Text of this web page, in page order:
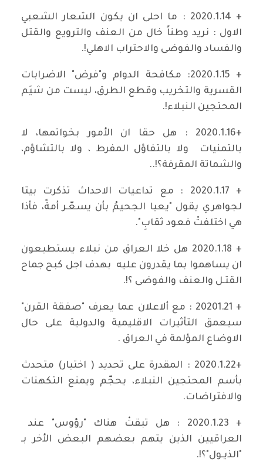
+ 2020.1.14 : ما احلى ان يكون الشعار الشعبي
الاول : نريد وطناً خال من العنف والترويع والقتل
والفساد والفوضى والاحتراب الاهلي!.
+ 2020.1.15: مكافحة الدوام و"فرض" الاضرابات
القسرية والتخريب وقطع الطرق، ليست من شيَم
المحتجين النبلاء!.
+2020.1.16 : هل حقا ان الأمور بخواتمها، لا
بالتمنيات ولا بالتفاؤل المفرط ، ولا بالتشاؤم،
والشماتة المقرفة؟!..
+ 2020.1.17 : مع تداعيات الاحداث تذكرت بيتا
لجواهري يقول "يعيا الجحيمُ بأن يسعّـر أمةً، فأذا
هي اختلفتْ فعود ثقابِ".
+ 2020.1.18 هل خلا العراق من نبلاء يستطيعون
ان يساهموا بما يقدرون عليه بهدف اجل كبح جماح
القتـل والعنف والفوضى ؟!.
+ 20201.21 : مع ألاعلان عما يعرف "صفقة القرن"
سيعمق التأثيرات الاقليمية والدولية على حال
الاوضاع المؤلمة في العراق .
+2020.1.22 : المقدرة على تحديد ( اختيار) متحدث
بأسم المحتجين النبلاء، يحجّم ويمنع التكهنات
والافتراضات.
+ 2020.1.23 : هل تبقتْ هناك "رؤوس" عند
العراقيين الذين يتهم بعضهم البعض الأخر بـ
"الذيـول"؟!.